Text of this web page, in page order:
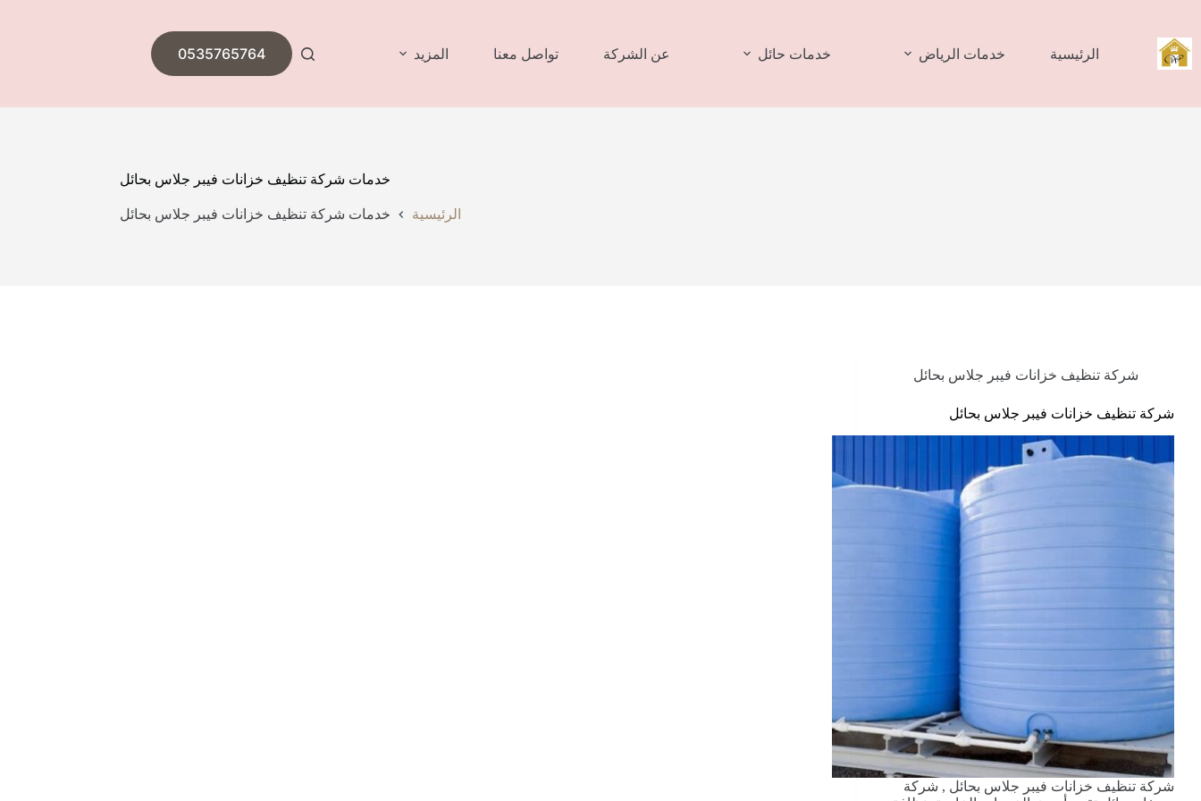
المحتوى
الرئيسية خدمات الرياض خدمات حائل عن الشركة تواصل معنا المزيد 0535765764
خدمات شركة تنظيف خزانات فيبر جلاس بحائل
الرئيسية خدمات شركة تنظيف خزانات فيبر جلاس بحائل
شركة تنظيف خزانات فيبر جلاس بحائل
شركة تنظيف خزانات فيبر جلاس بحائل
شركة تنظيف خزانات فيبر جلاس بحائل , شركة